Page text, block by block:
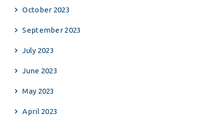
October 2023
September 2023
July 2023
June 2023
May 2023
April 2023